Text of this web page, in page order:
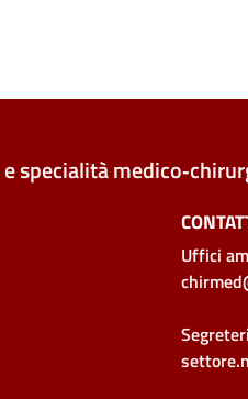
specialità
Uffici